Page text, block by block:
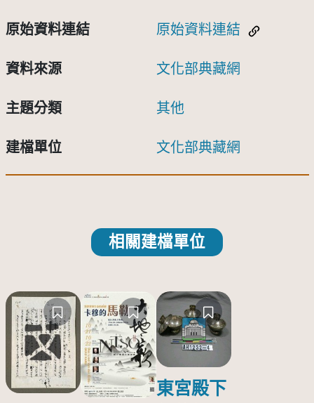
原始資料連結 原始資料連結
資料來源 文化部典藏網
主題分類 其他
建檔單位 文化部典藏網
相關建檔單位
東宮殿下